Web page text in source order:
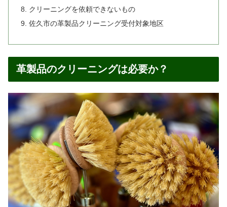
クリーニングを依頼できないもの
佐久市の革製品クリーニング受付対象地区
革製品のクリーニングは必要か？